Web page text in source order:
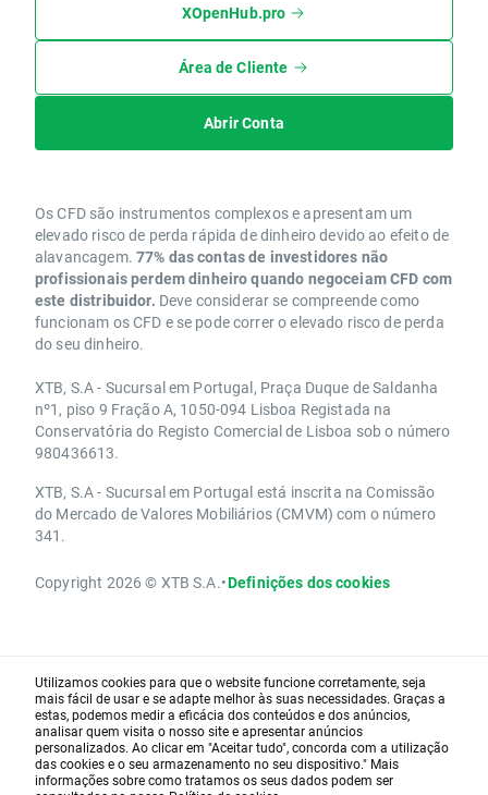
XOpenHub.pro
Área de Cliente
Abrir Conta
Os CFD são instrumentos complexos e apresentam um
elevado risco de perda rápida de dinheiro devido ao efeito de
alavancagem. 77% das contas de investidores não
profissionais perdem dinheiro quando negoceiam CFD com
este distribuidor. Deve considerar se compreende como
funcionam os CFD e se pode correr o elevado risco de perda
do seu dinheiro.
XTB, S.A - Sucursal em Portugal, Praça Duque de Saldanha
nº1, piso 9 Fração A, 1050-094 Lisboa Registada na
Conservatória do Registo Comercial de Lisboa sob o número
980436613.
XTB, S.A - Sucursal em Portugal está inscrita na Comissão
do Mercado de Valores Mobiliários (CMVM) com o número
341.
Copyright 2026 © XTB S.A.•Definições dos cookies
Utilizamos cookies para que o website funcione corretamente, seja
mais fácil de usar e se adapte melhor às suas necessidades. Graças a
estas, podemos medir a eficácia dos conteúdos e dos anúncios,
analisar quem visita o nosso site e apresentar anúncios
personalizados. Ao clicar em "Aceitar tudo", concorda com a utilização
das cookies e o seu armazenamento no seu dispositivo." Mais
informações sobre como tratamos os seus dados podem ser